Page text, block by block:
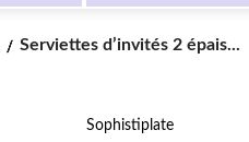
Serviettes
Serviettes d’invités 2 épais...
Sophistiplate